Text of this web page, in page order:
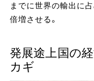
までに世界の輸出に
倍増させる。
発展途上国の
カギ